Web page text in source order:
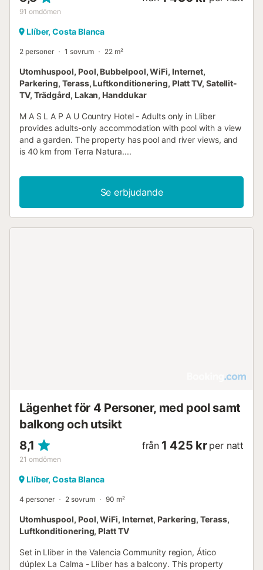
91 omdömen
Llíber, Costa Blanca
2 personer 1 sovrum 22 m²
Utomhuspool, Pool, Bubbelpool, WiFi, Internet,
Parkering, Terass, Luftkonditionering, Platt TV, Satellit-
TV, Trädgård, Lakan, Handdukar
M A S L A P A U Country Hotel - Adults only in Lliber
provides adults-only accommodation with pool with a view
and a garden. The property has pool and river views, and
is 40 km from Terra Natura....
Se erbjudande
Lägenhet för 4 Personer, med pool samt
balkong och utsikt
8,1
21 omdömen
från 1 425 kr per natt
Llíber, Costa Blanca
4 personer 2 sovrum 90 m²
Utomhuspool, Pool, WiFi, Internet, Parkering, Terass,
Luftkonditionering, Platt TV
Set in Lliber in the Valencia Community region, Ático
dúplex La Calma - Llíber has a balcony. This property